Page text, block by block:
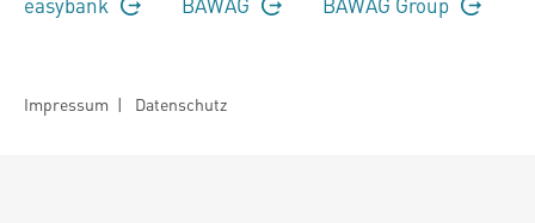
Impressum | Datenschutz